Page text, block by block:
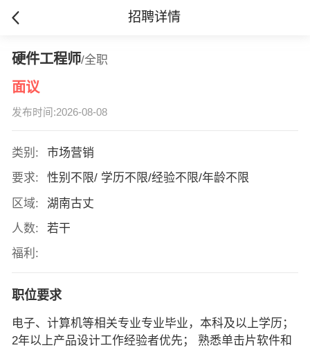
招聘详情
硬件工程师/全职
面议
发布时间:2026-08-08
类别:
市场营销
要求:
性别不限/ 学历不限/经验不限/年龄不限
区域:
湖南古丈
人数:
若干
福利:
职位要求
电子、计算机等相关专业专业毕业，本科及以上学历；
2年以上产品设计工作经验者优先； 熟悉单击片软件和